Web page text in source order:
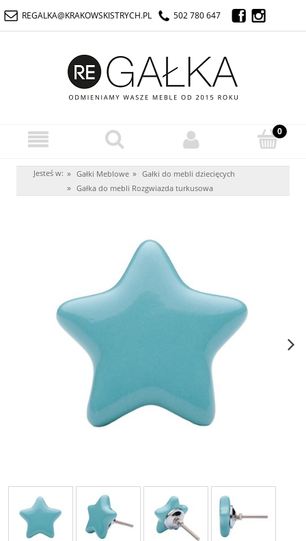
REGALKA@KRAKOWSKISTRYCH.PL 502 780 647
Jesteś w: » Gałki Meblowe » Gałki do mebli dziecięcych
» Gałka do mebli Rozgwiazda turkusowa